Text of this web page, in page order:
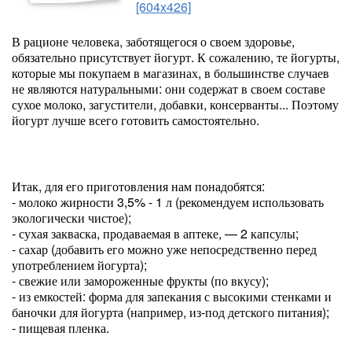
[604x426]
В рационе человека, заботящегося о своем здоровье,
обязательно присутствует йогурт. К сожалению, те йогурты,
которые мы покупаем в магазинах, в большинстве случаев
не являются натуральными: они содержат в своем составе
сухое молоко, загустители, добавки, консерванты... Поэтому
йогурт лучше всего готовить самостоятельно.
Итак, для его приготовления нам понадобятся:
- молоко жирности 3,5% - 1 л (рекомендуем использовать
экологически чистое);
- сухая закваска, продаваемая в аптеке, — 2 капсулы;
- сахар (добавить его можно уже непосредственно перед
употреблением йогурта);
- свежие или замороженные фрукты (по вкусу);
- из емкостей: форма для запекания с высокими стенками и
баночки для йогурта (например, из-под детского питания);
- пищевая пленка.